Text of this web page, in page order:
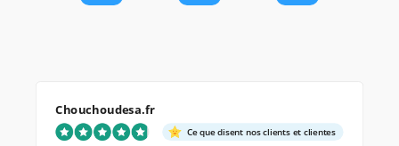
Chouchoudesa.fr
Ce que disent nos clients et clientes